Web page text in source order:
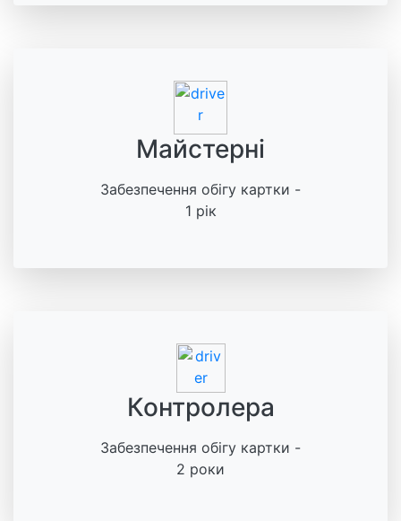
Майстерні
Забезпечення обігу картки -
1 рік
Контролера
Забезпечення обігу картки -
2 роки